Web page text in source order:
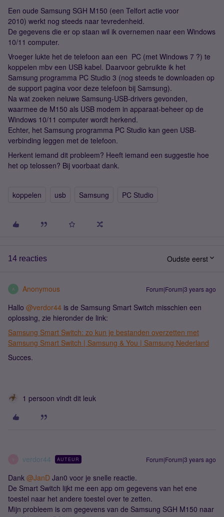
Een oude Samsung SGH M150 (een Telfort actie voor
2010) werkt nog steeds naar tevredenheid.
De gegevens die er op staan wil ik overnemen naar een Windows
10/11 computer.
Vroeger lukte het de telefoon aan een PC (met Windows 7 ?) te
koppelen mbv een USB kabel. Daarvoor gebruikte ik het
Samsung programma PC Studio 3 (nog steeds te downloaden op
de support pagina voor deze telefoon bij Samsung).
Na wat zoeken neiuwe Samsung-USB-drivers gevonden,
waarmee de M150 als USB modem in apparaat-beheer op de
Windows 10/11 computer wordt herkend.
Echter, het Samsung programma PC Studio kan geen USB-
verbinding leggen met de telefoon.
Herkent iemand dit probleem? Heeft iemand een suggestie hoe
het op telossen? Bij voorbaat dank.
koppelen usb Samsung PC Studio
14 reacties Oudste eerst
A Anonymous Forum|Forum|3 years ago
Hallo @verdor44 is de Samsung Smart Switch misschien een
oplossing, zie hieronder de link:
Samsung Smart Switch: zo kun je bestanden overzetten met
Samsung Smart Switch | Samsung & You | Samsung Nederland
Succes.
1 persoon vindt dit leuk
verdor44 AUTEUR Forum|Forum|3 years ago
Dank @JanD Jan0 voor je snelle reactie.
De Smart Switch lijkt me een app om gegevens van het ene
toestel naar het andere toestel over te zetten.
Mijn probleem is om gegevens van de Samsung SGH M150 naar